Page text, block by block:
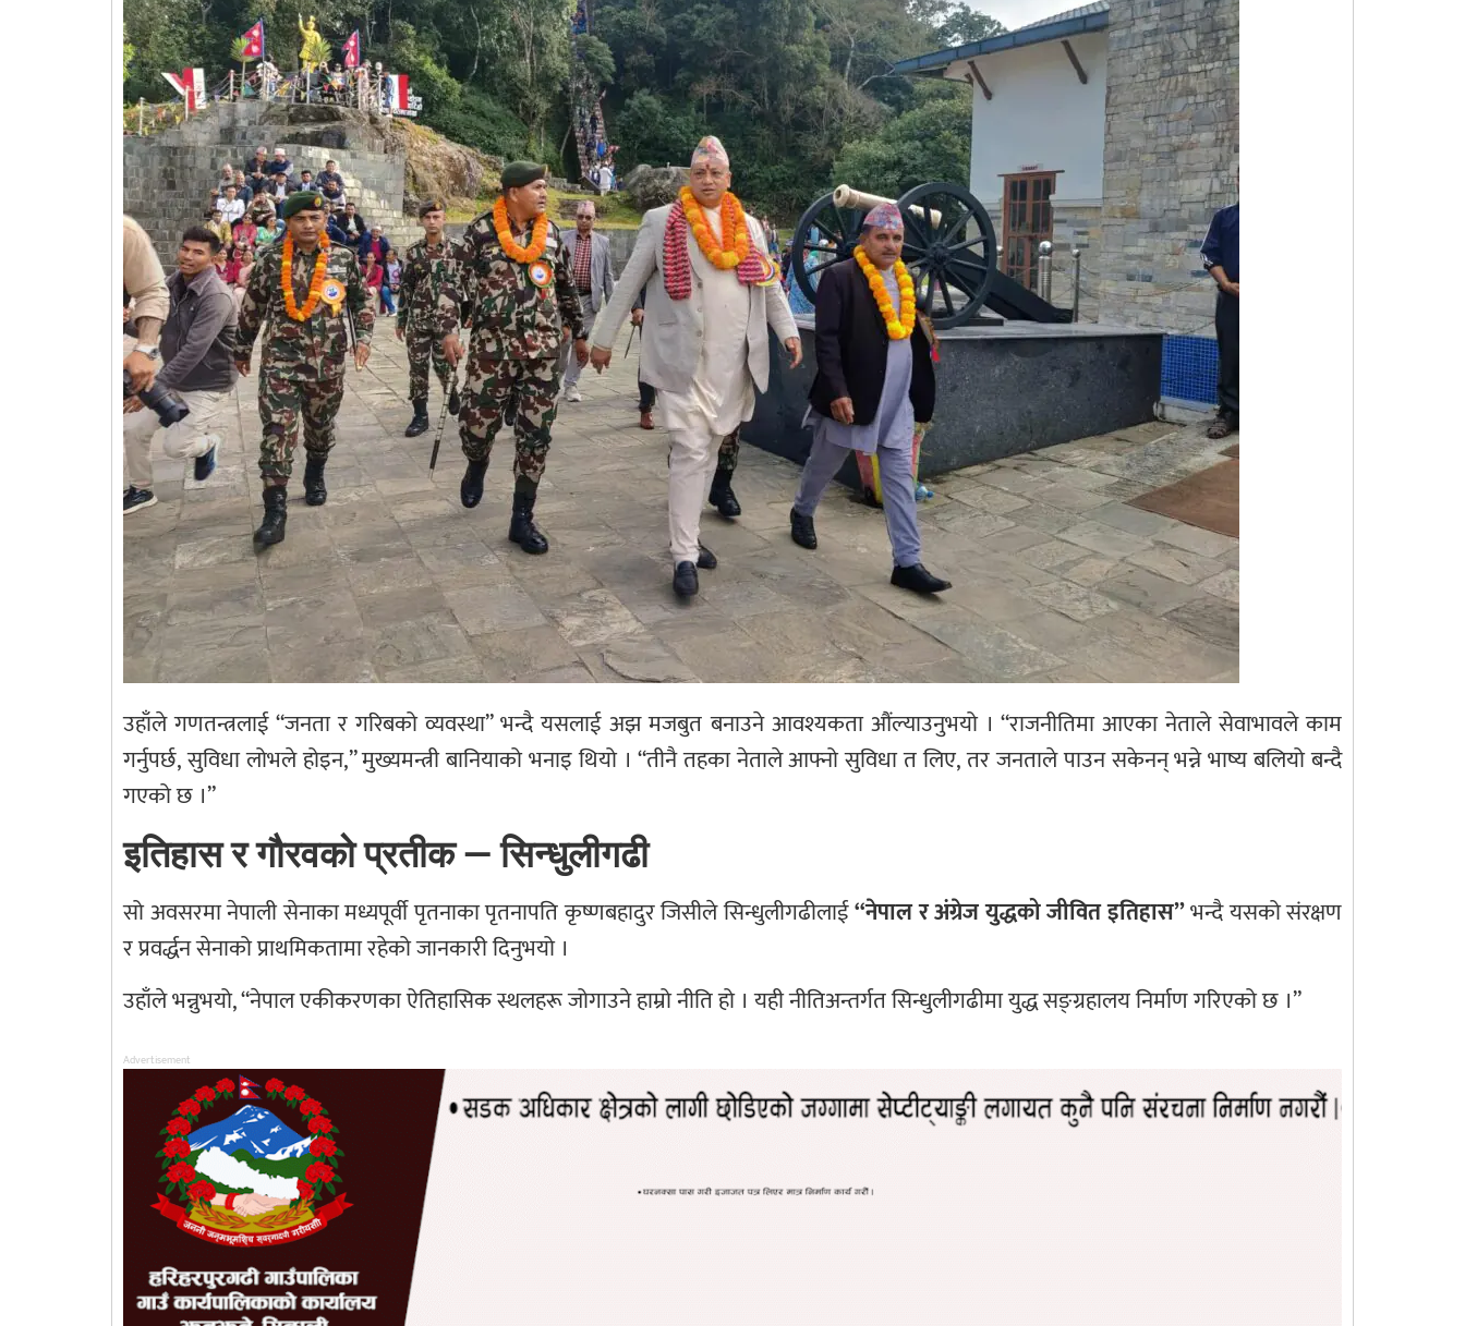
उहाँले गणतन्त्रलाई “जनता र गरिबको व्यवस्था” भन्दै यसलाई अझ मजबुत बनाउने आवश्यकता औंल्याउनुभयो । “राजनीतिमा आएका नेताले सेवाभावले काम
गर्नुपर्छ, सुविधा लोभले होइन,” मुख्यमन्त्री बानियाको भनाइ थियो । “तीनै तहका नेताले आफ्नो सुविधा त लिए, तर जनताले पाउन सकेनन् भन्ने भाष्य बलियो बन्दै
गएको छ ।”
इतिहास र गौरवको प्रतीक — सिन्धुलीगढी
सो अवसरमा नेपाली सेनाका मध्यपूर्वी पृतनाका पृतनापति कृष्णबहादुर जिसीले सिन्धुलीगढीलाई“नेपाल र अंग्रेज युद्धको जीवित इतिहास”भन्दै यसको संरक्षण
र प्रवर्द्धन सेनाको प्राथमिकतामा रहेको जानकारी दिनुभयो ।
उहाँले भन्नुभयो, “नेपाल एकीकरणका ऐतिहासिक स्थलहरू जोगाउने हाम्रो नीति हो । यही नीतिअन्तर्गत सिन्धुलीगढीमा युद्ध सङ्ग्रहालय निर्माण गरिएको छ ।”
Advertisement